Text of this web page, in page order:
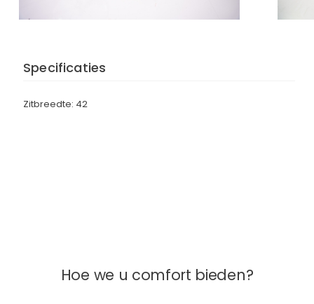
Specificaties
Zitbreedte: 42
Hoe we u comfort bieden?